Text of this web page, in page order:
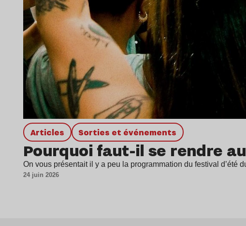
Articles Sorties et événements
Pourquoi faut-il se rendre
On vous présentait il y a peu la programmation du festival d’été
24 juin 2026